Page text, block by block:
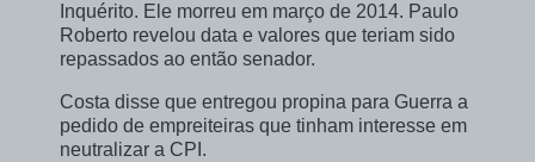
Inquérito. Ele morreu em março de 2014. Paulo
Roberto revelou data e valores que teriam sido
repassados ao então senador.
Costa disse que entregou propina para Guerra a
pedido de empreiteiras que tinham interesse em
neutralizar a CPI.